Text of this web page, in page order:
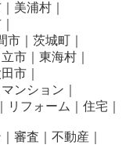
美浦村｜
市｜茨城町｜
市｜東海村｜
市｜
ンション｜
リフォーム｜住宅｜
審査｜不動産｜